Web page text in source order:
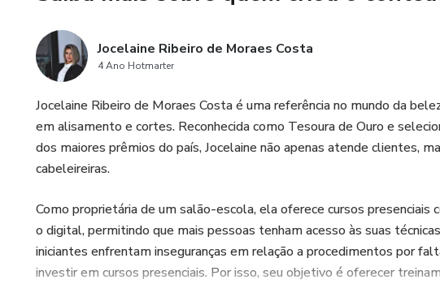
Jocelaine Ribeiro de Moraes Costa
4 Ano Hotmarter
Jocelaine Ribeiro de Moraes Costa é uma referência no mundo da
em alisamento e cortes. Reconhecida como Tesoura de Ouro e
dos maiores prêmios do país, Jocelaine não apenas atende clientes,
cabeleireiras.
Como proprietária de um salão-escola, ela oferece cursos
o digital, permitindo que mais pessoas tenham acesso às suas
iniciantes enfrentam inseguranças em relação a procedimentos por
investir em cursos presenciais. Por isso, seu objetivo é oferecer